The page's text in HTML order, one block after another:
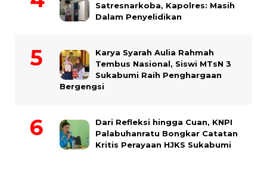
Satresnarkoba, Kapolres: Masih
Dalam Penyelidikan
Karya Syarah Aulia Rahmah
Tembus Nasional, Siswi MTsN 3
Sukabumi Raih Penghargaan
Bergengsi
Dari Refleksi hingga Cuan, KNPI
Palabuhanratu Bongkar Catatan
Kritis Perayaan HJKS Sukabumi